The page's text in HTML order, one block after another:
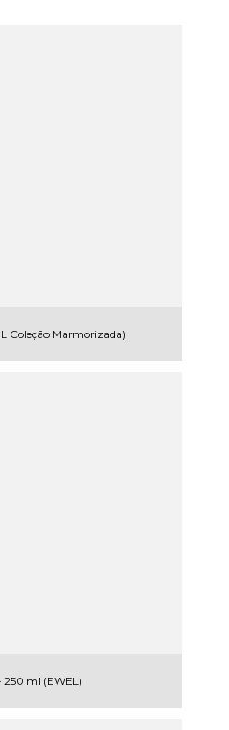
Coleção Marmorizada)
250 ml (EWEL)